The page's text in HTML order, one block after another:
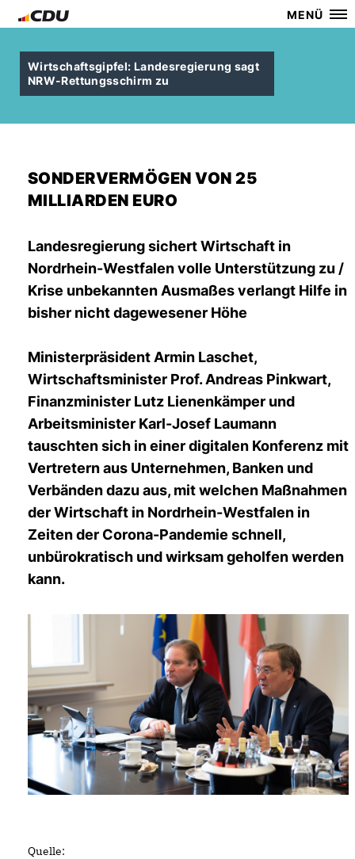
MENÜ
Wirtschaftsgipfel: Landesregierung sagt
NRW-Rettungsschirm zu
SONDERVERMÖGEN VON 25
MILLIARDEN EURO
Landesregierung sichert Wirtschaft in
Nordrhein-Westfalen volle Unterstützung zu /
Krise unbekannten Ausmaßes verlangt Hilfe in
bisher nicht dagewesener Höhe
Ministerpräsident Armin Laschet,
Wirtschaftsminister Prof. Andreas Pinkwart,
Finanzminister Lutz Lienenkämper und
Arbeitsminister Karl-Josef Laumann
tauschten sich in einer digitalen Konferenz mit
Vertretern aus Unternehmen, Banken und
Verbänden dazu aus, mit welchen Maßnahmen
der Wirtschaft in Nordrhein-Westfalen in
Zeiten der Corona-Pandemie schnell,
unbürokratisch und wirksam geholfen werden
kann.
Quelle: